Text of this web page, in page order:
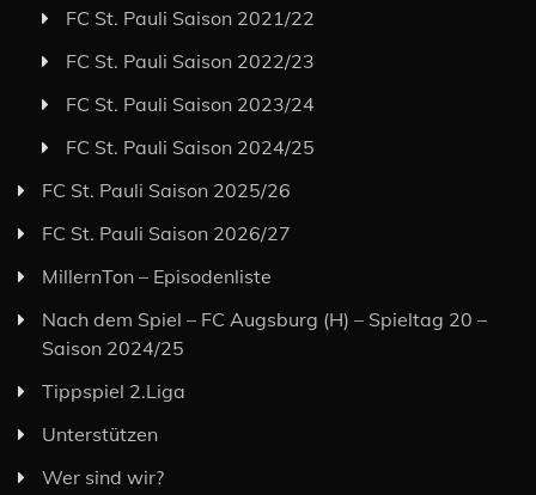
FC St. Pauli Saison 2021/22
FC St. Pauli Saison 2022/23
FC St. Pauli Saison 2023/24
FC St. Pauli Saison 2024/25
FC St. Pauli Saison 2025/26
FC St. Pauli Saison 2026/27
MillernTon – Episodenliste
Nach dem Spiel – FC Augsburg (H) – Spieltag 20 –
Saison 2024/25
Tippspiel 2.Liga
Unterstützen
Wer sind wir?